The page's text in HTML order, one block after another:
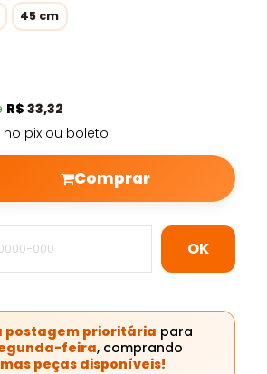
45 cm
R$ 33,32
no pix ou boleto
Comprar
OK
postagem prioritária para
feira, comprando
peças disponíveis!